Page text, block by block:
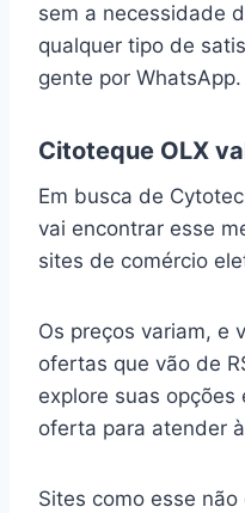
sem a necessidade
qualquer tipo de
gente por WhatsApp.
Citoteque OLX
Em busca de
vai encontrar esse
sites de comércio
Os preços variam, e
ofertas que vão de
explore suas
oferta para atender
Sites como esse